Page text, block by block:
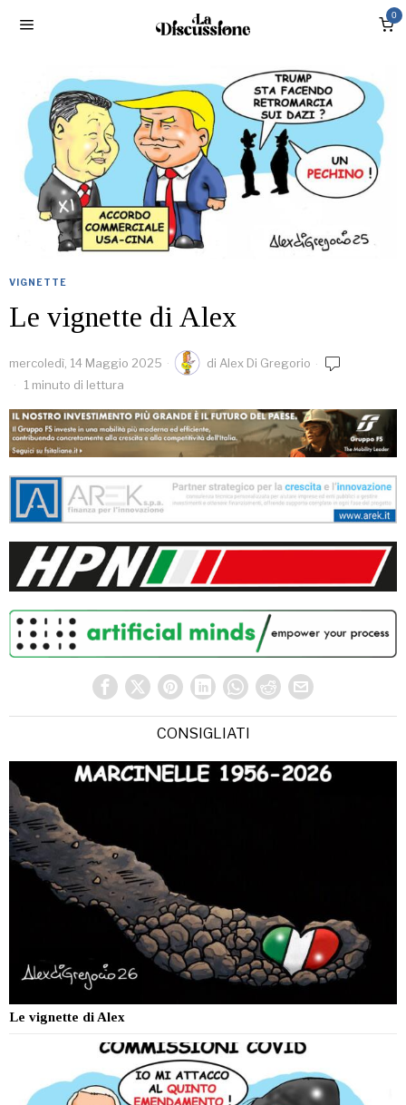
0
VIGNETTE
Le vignette di Alex
mercoledì, 14 Maggio 2025 di Alex Di Gregorio
1 minuto di lettura
CONSIGLIATI
Le vignette di Alex